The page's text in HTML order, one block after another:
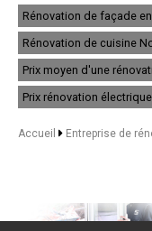
Rénovation de façade
Rénovation de cuisine
Prix moyen d'une
Prix rénovation
Accueil Entreprise de